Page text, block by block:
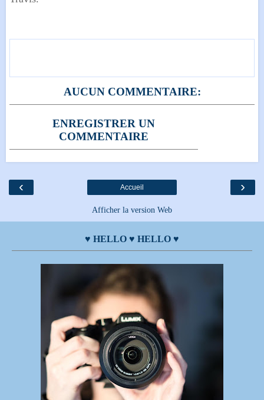
AUCUN COMMENTAIRE:
ENREGISTRER UN
COMMENTAIRE
‹ ›
Accueil
Afficher la version Web
♥ HELLO ♥ HELLO ♥